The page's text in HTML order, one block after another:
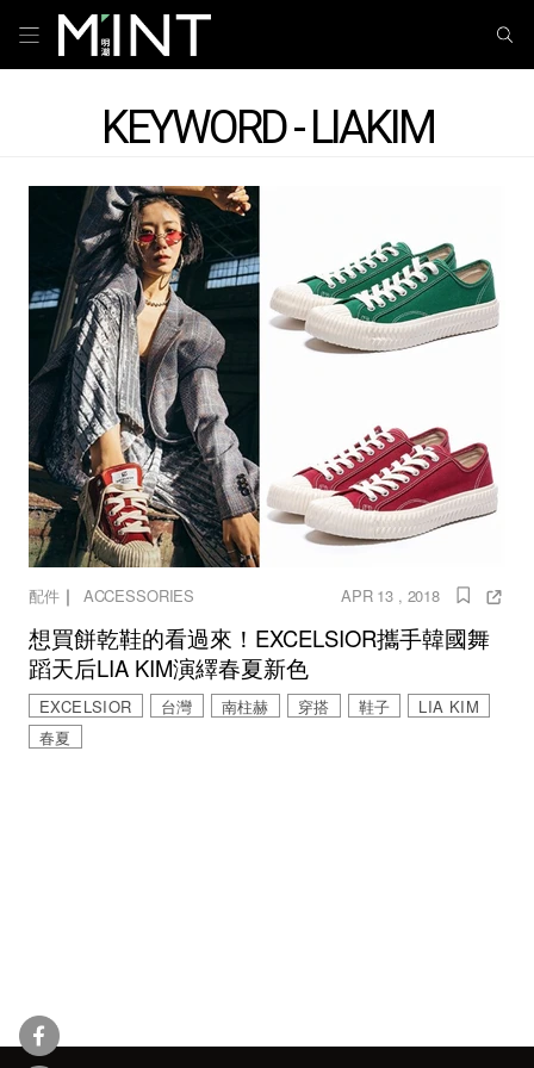
KEYWORD - LIAKIM
配件｜ ACCESSORIES APR 13 , 2018
想買餅乾鞋的看過來！EXCELSIOR攜手韓國舞
蹈天后LIA KIM演繹春夏新色
EXCELSIOR 台灣 南柱赫 穿搭 鞋子
LIA KIM
春夏